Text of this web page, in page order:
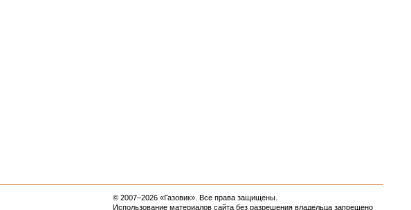
© 2007–2026 «Газовик». Все права защищены.
Использование материалов сайта без разрешения владельца запрещено